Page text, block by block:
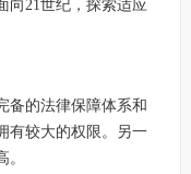
向21世纪，探索适应
的法律保障体系和
有较大的权限。另一